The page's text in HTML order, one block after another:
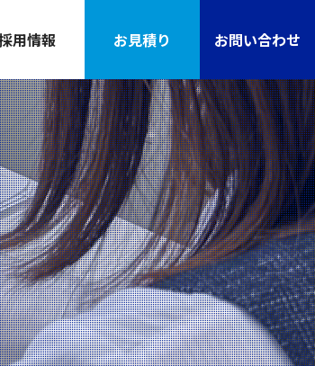
用情報 お見積り お問い合わせ